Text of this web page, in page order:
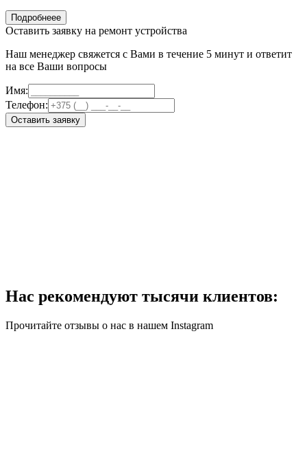
Подробнеее
Оставить заявку на ремонт устройства
Наш менеджер свяжется с Вами в течение 5 минут и ответит
на все Ваши вопросы
Имя:
Телефон:
Оставить заявку
Нас рекомендуют тысячи клиентов:
Прочитайте отзывы о нас в нашем Instagram